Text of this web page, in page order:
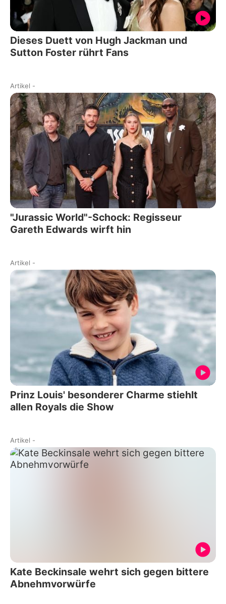
Dieses Duett von Hugh Jackman und
Sutton Foster rührt Fans
Artikel -
"Jurassic World"-Schock: Regisseur
Gareth Edwards wirft hin
Artikel -
Prinz Louis' besonderer Charme stiehlt
allen Royals die Show
Artikel -
Kate Beckinsale wehrt sich gegen bittere
Abnehmvorwürfe